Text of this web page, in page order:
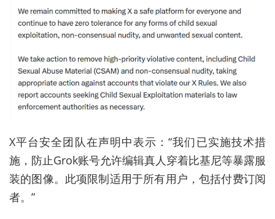
X平台安全团队在声明中表示：“我们已实施技术措
施，防止Grok账号允许编辑真人穿着比基尼等暴露服
装的图像。此项限制适用于所有用户，包括付费订阅
者。”